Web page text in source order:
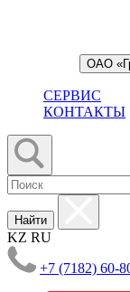
ОАО
СЕРВИС
КОНТАКТЫ
Найти
KZ RU
+7 (7182) 60-